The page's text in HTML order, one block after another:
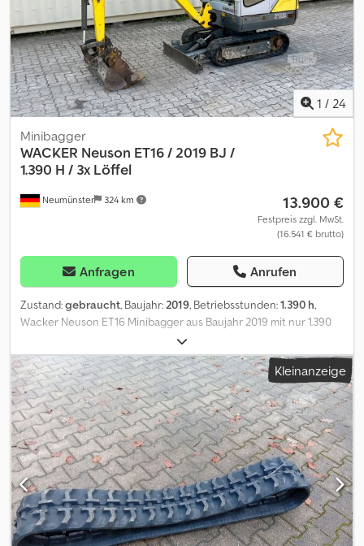
1 / 24
Neumünster 324 km
Minibagger
WACKER Neuson ET16 / 2019 BJ /
1.390 H / 3x Löffel
13.900 €
Festpreis zzgl. MwSt.
(16.541 € brutto)
Anfragen Anrufen
Zustand:gebraucht, Baujahr:2019, Betriebsstunden:1.390 h,
Wacker Neuson ET16 Minibagger aus Baujahr 2019 mit nur 1.390
Betriebsstunden ! ----* Hersteller: Wacker Neuson * Typ: ET16 *
Baujahr: 2019 * Abgelesene Betriebsstunden: ca. 1.390 * Letzter
Service bei ca. 1.164 Stunden. * Betriebsgewicht: ca. 1.715 Kg * Inkl.
3 x Löffel Dodpfezp Th Rjx Aczjck * Volle Kabine * Verbreiterbares
Laufwerk * Video auf Anfrage * Preis: 13.900 Euro, netto + 19%
MwSt. ---- Für weitere Fragen bitte anrufen: For more question
please call: Erik Kortum: Whats App ?Alle Angaben ohne Gewähr
und Garantie, Irrtümer und Zwischenverkauf vorbehalten. ?
Kleinanzeige